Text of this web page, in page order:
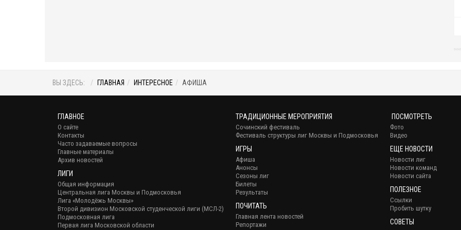
ВЫ ЗДЕСЬ: ГЛАВНАЯ ИНТЕРЕСНОЕ АФИША
ГЛАВНОЕ
О сайте
Контакты
Часто задаваемые вопросы
Главные материалы
Архив новостей
ЛИГИ
Общая информация
Центральная лига Москвы и Подмосковья
Лига «Молодёжь Москвы»
Второй дивизион Московской студенческой лиги (МСЛ-2)
Подмосковная лига
Первая лига Московской области
ТРАДИЦИОННЫЕ МЕРОПРИЯТИЯ
Сочинский фестиваль
Фестиваль структуры лиг Москвы и Подмосковья
ИГРЫ
Афиша
Анонсы
Сезоны лиг
Билеты
Результаты
ПОЧИТАТЬ
Главная лента новостей
Репортажи
ПОСМОТРЕТЬ
Фото
Видео
ЕЩЕ НОВОСТИ
Новости лиг
Новости команд
Новости сайта
ПОЛЕЗНОЕ
Ссылки
Пробить шутку
СОВЕТЫ